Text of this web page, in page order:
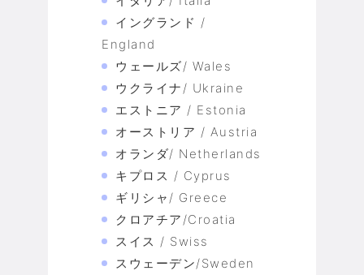
イングランド /
England
ウェールズ/ Wales
ウクライナ/ Ukraine
エストニア / Estonia
オーストリア / Austria
オランダ/ Netherlands
キプロス / Cyprus
ギリシャ/ Greece
クロアチア/Croatia
スイス / Swiss
スウェーデン/Sweden